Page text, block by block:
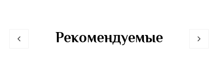
Рекомендуемые